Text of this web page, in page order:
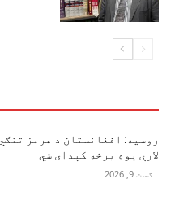
روسیه: افغانستان د هرمز
لارې یوه برخه کېدای شي
اګست 9, 2026